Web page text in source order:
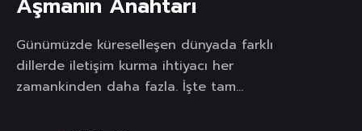
Günümüzde küreselleşen dünyada farklı
dillerde iletişim kurma ihtiyacı her
zamankinden daha fazla. İşte tam...